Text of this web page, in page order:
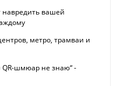
навредить вашей
метро, трамваи и
QR-шмюар не знаю“ -